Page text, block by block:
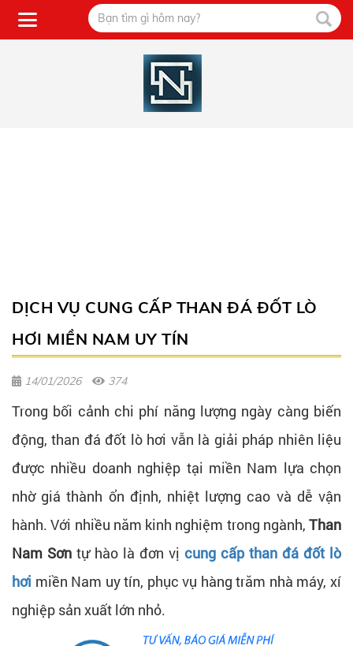
DỊCH VỤ CUNG CẤP THAN ĐÁ ĐỐT LÒ
HƠI MIỀN NAM UY TÍN
14/01/2026 374
Trong bối cảnh chi phí năng lượng ngày càng biến
động, than đá đốt lò hơi vẫn là giải pháp nhiên liệu
được nhiều doanh nghiệp tại miền Nam lựa chọn
nhờ giá thành ổn định, nhiệt lượng cao và dễ vận
hành. Với nhiều năm kinh nghiệm trong ngành, Than
Nam Sơn tự hào là đơn vị cung cấp than đá đốt lò
hơi miền Nam uy tín, phục vụ hàng trăm nhà máy, xí
nghiệp sản xuất lớn nhỏ.